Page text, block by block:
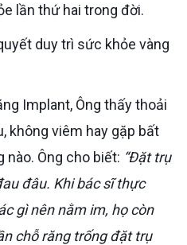
lần thứ hai trong đời.
không viêm hay gặp bất
Ông cho biết: “Đặt trụ
đâu. Khi bác sĩ thực
gì nên nằm im, họ còn
chỗ răng trống đặt trụ